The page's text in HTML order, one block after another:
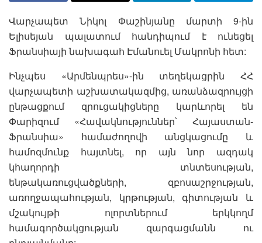
Վարչապետ Նիկոլ Փաշինյանը մարտի 9-ին
Ելիսեյան պալատում հանդիպում է ունեցել
Ֆրանսիայի նախագահ Էմանուել Մակրոնի հետ:
Ինչպես «Արմենպրես»-ին տեղեկացրին ՀՀ
վարչապետի աշխատակազմից, առանձազրույցի
ընթացքում զրուցակիցները կարևորել են
Փարիզում «Հավակնություններ՝ Հայաստան-
Ֆրանսիա» համաժողովի անցկացումը և
համոզմունք հայտնել, որ այն նոր ազդակ
կհաղորդի տնտեսության,
ենթակառուցվածքների, զբոսաշրջության,
առողջապահության, կրթության, գիտության և
մշակույթի ոլորտներում երկկողմ
համագործակցության զարգացմանն ու